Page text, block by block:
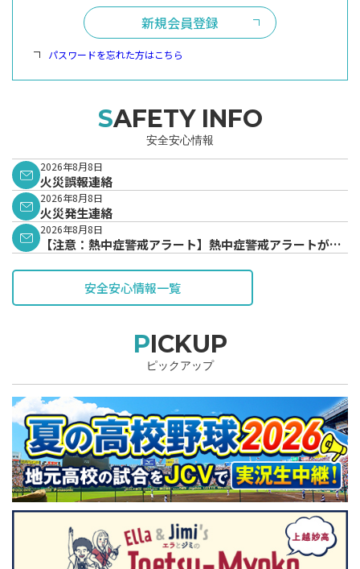
新規会員登録
パスワードを忘れた方はこちら
SAFETY INFO
安全安心情報
2026年8月8日
火災誤報連絡
2026年8月8日
火災発生連絡
2026年8月8日
【注意：熱中症警戒アラート】熱中症警戒アラートが発
安全安心情報一覧
PICKUP
ピックアップ